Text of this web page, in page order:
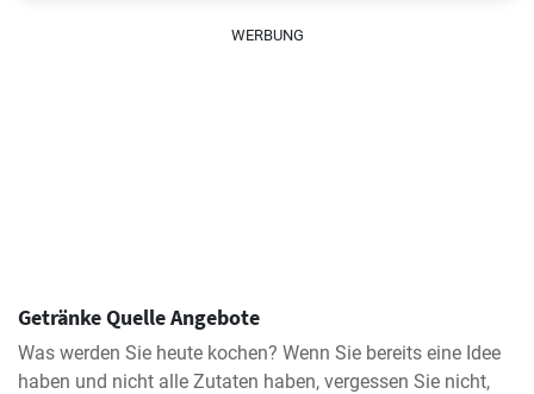
WERBUNG
Getränke Quelle Angebote
Was werden Sie heute kochen? Wenn Sie bereits eine Idee
haben und nicht alle Zutaten haben, vergessen Sie nicht,